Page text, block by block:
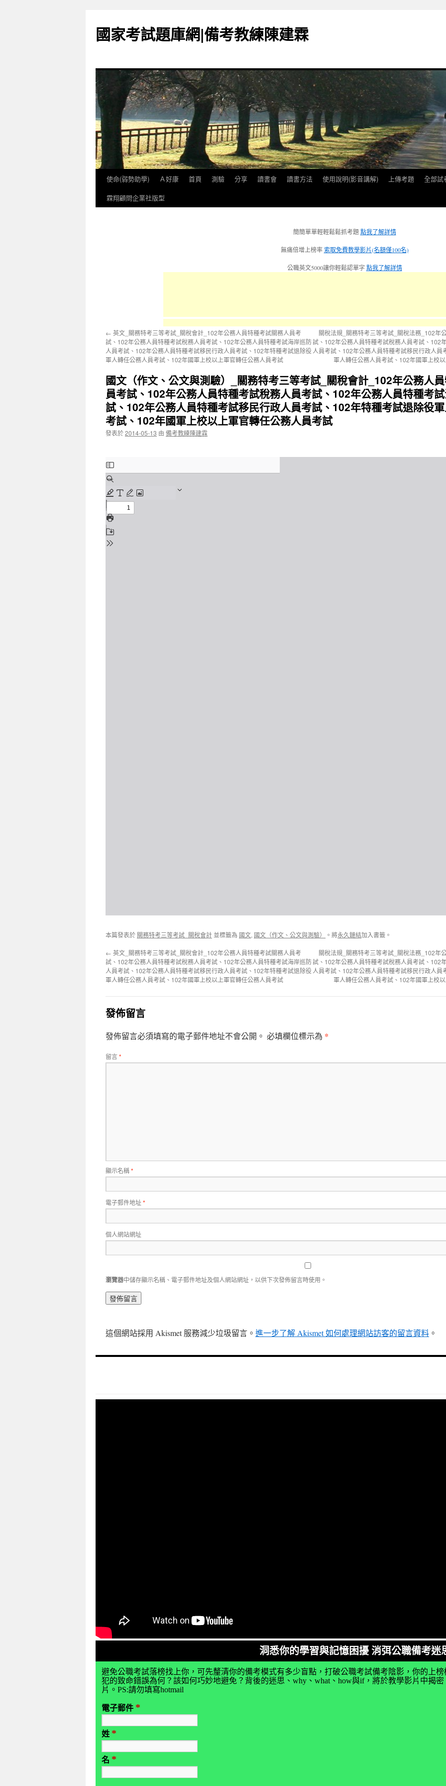
國家考試題庫網|備考教練陳建霖
使命(弱勢助學) Ａ好康 首頁 測驗 分享 讀書會 讀書方法 使用說明(影音講解) 上傳考題
全部試
霖翔顧問企業社版型
簡簡單單輕輕鬆鬆抓考題 點我了解詳情
無痛倍增上榜率 索取免費教學影片(名額僅100名)
公職英文5000讓你輕鬆認單字 點我了解詳情
← 英文_關務特考三等考試_關稅會計_102年公務人員特種考試關務人員考
試、102年公務人員特種考試稅務人員考試、102年公務人員特種考試海岸巡防
人員考試、102年公務人員特種考試移民行政人員考試、102年特種考試退除役
軍人轉任公務人員考試、102年國軍上校以上軍官轉任公務人員考試
關稅法規_關務特考三等考試_關稅法務_102年
試、102年公務人員特種考試稅務人員考試、102
人員考試、102年公務人員特種考試移民行政人員
軍人轉任公務人員考試、102年國軍上校
國文（作文、公文與測驗）_關務特考三等考試_關稅會計_102年公務人
員考試、102年公務人員特種考試稅務人員考試、102年公務人員特種考
試、102年公務人員特種考試移民行政人員考試、102年特種考試退除役
考試、102年國軍上校以上軍官轉任公務人員考試
發表於2014-05-13 由 備考教練陳建霖
本篇發表於 關務特考三等考試_關稅會計 並標籤為 國文, 國文（作文、公文與測驗） 。將永久鏈結加入書籤。
← 英文_關務特考三等考試_關稅會計_102年公務人員特種考試關務人員考
試、102年公務人員特種考試稅務人員考試、102年公務人員特種考試海岸巡防
人員考試、102年公務人員特種考試移民行政人員考試、102年特種考試退除役
軍人轉任公務人員考試、102年國軍上校以上軍官轉任公務人員考試
關稅法規_關務特考三等考試_關稅法務_102年
試、102年公務人員特種考試稅務人員考試、102
人員考試、102年公務人員特種考試移民行政人員
軍人轉任公務人員考試、102年國軍上校
發佈留言
發佈留言必須填寫的電子郵件地址不會公開。 必填欄位標示為 *
留言*
顯示名稱*
電子郵件地址*
個人網站網址
瀏覽器中儲存顯示名稱、電子郵件地址及個人網站網址，以供下次發佈留言時使用。
這個網站採用 Akismet 服務減少垃圾留言。 進一步了解 Akismet 如何處理網站訪客的留言資料 。
洞悉你的學習與記憶困擾 消弭公職備考迷
避免公職考試落榜找上你，可先釐清你的備考模式有多少盲點，打破公職考試備考陰影，你的上
犯的致命錯誤為何？該如何巧妙地避免？背後的迷思、why、what、how與if，將於教學影片中揭
片。PS:請勿填寫hotmail
電子郵件 *
姓 *
名 *